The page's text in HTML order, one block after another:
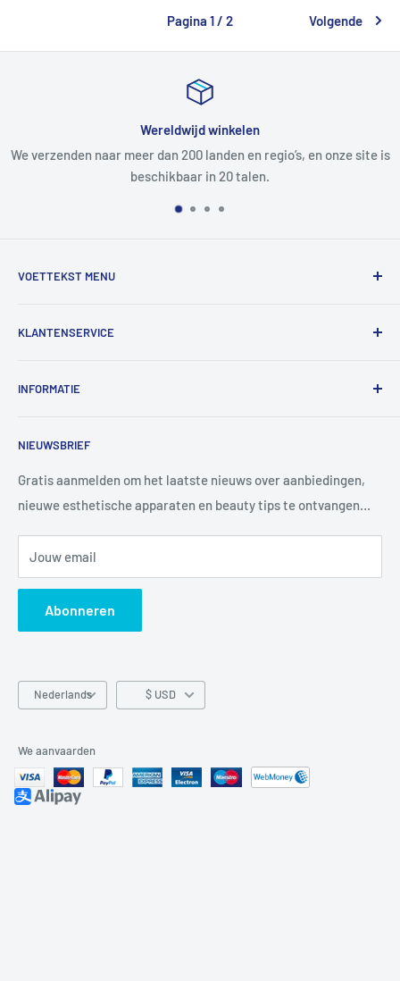
Pagina 1 / 2 Volgende
Wereldwijd winkelen
We verzenden naar meer dan 200 landen en regio’s, en onze site is
beschikbaar in 20 talen.
VOETTEKST MENU
Rapporteer overtreding
KLANTENSERVICE
Neem contact met ons op
MoneyGram
Je bestelling volgen
INFORMATIE
Verzendbeleid
Privacybeleid
Servicevoorwaarden
NIEUWSBRIEF
Gratis aanmelden om het laatste nieuws over aanbiedingen,
nieuwe esthetische apparaten en beauty tips te ontvangen…
Jouw email
Abonneren
TaalNederlands $ USD
We aanvaarden